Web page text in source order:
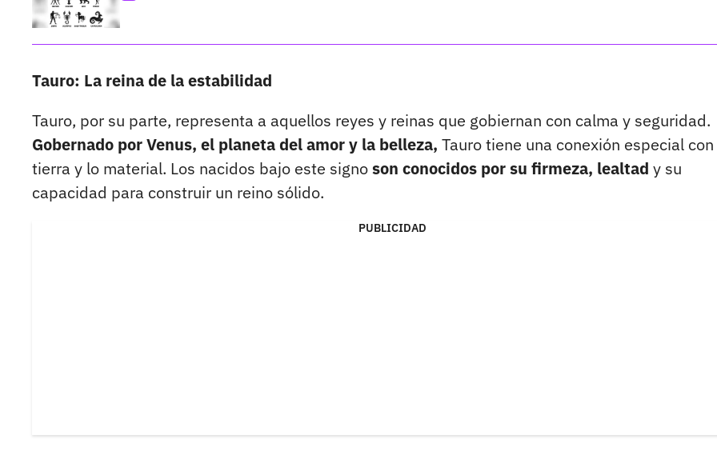
Tauro: La reina de la estabilidad
Tauro, por su parte, representa a aquellos reyes y reinas que gobiernan con calma y seguridad.
Gobernado por Venus, el planeta del amor y la belleza, Tauro tiene una conexión especial
tierra y lo material. Los nacidos bajo este signoson conocidos por su firmeza, lealtad y su
capacidad para construir un reino sólido.
PUBLICIDAD